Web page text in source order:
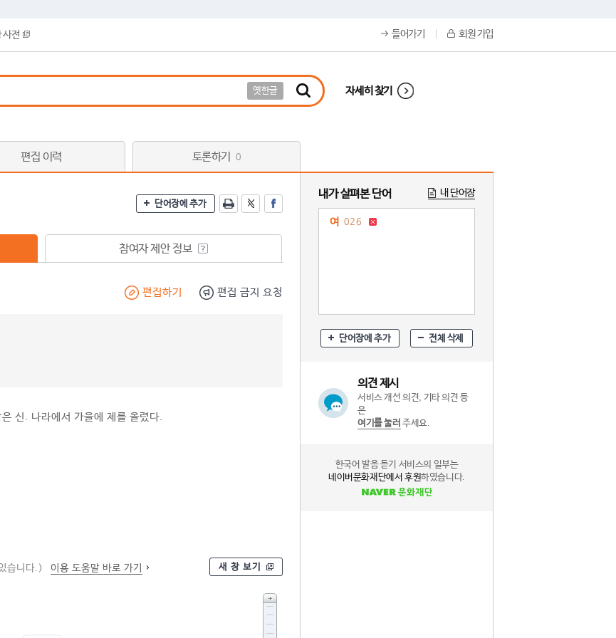
사전 들어가기 회원 가입
옛한글 자세히 찾기
편집 이력 토론하기 0
단어장에 추가
참여자 제안 정보
편집하기 편집 금지 요청
신. 나라에서 가을에 제를 올렸다.
습니다.) 이용 도움말 바로 가기 새 창 보기
내가 살펴본 단어 내 단어장
여 026
단어장에 추가 전체 삭제
의견 제시
서비스 개선 의견, 기타 의견 등
은
여기를 눌러 주세요.
한국어 발음 듣기 서비스의 일부는
네이버문화재단에서 후원하였습니다.